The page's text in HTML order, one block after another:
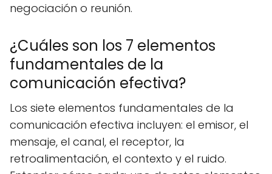
negociación o reunión.
¿Cuáles son los 7 elementos
fundamentales de la
comunicación efectiva?
Los siete elementos fundamentales de la
comunicación efectiva incluyen: el emisor, el
mensaje, el canal, el receptor, la
retroalimentación, el contexto y el ruido.